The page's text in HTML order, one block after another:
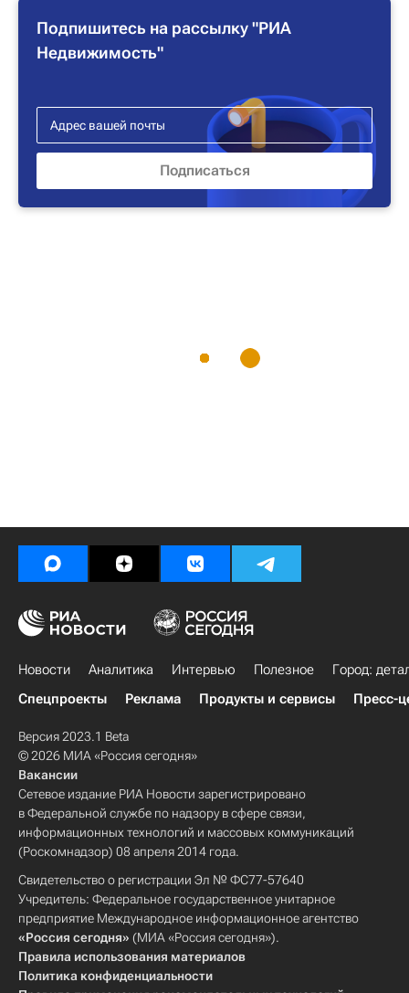
Подпишитесь на рассылку "РИА
Недвижимость"
Новости Аналитика Интервью Полезное
Город:
Спецпроекты
Реклама Продукты и сервисы Пресс-
Версия 2023.1 Beta
© 2026 МИА «Россия сегодня»
Вакансии
Сетевое издание РИА Новости зарегистрировано
в Федеральной службе по надзору в сфере связи,
информационных технологий и массовых коммуникаций
(Роскомнадзор) 08 апреля 2014 года.
Свидетельство о регистрации Эл № ФС77-57640
Учредитель: Федеральное государственное унитарное
предприятие Международное информационное агентство
«Россия сегодня» (МИА «Россия сегодня»).
Правила использования материалов
Политика конфиденциальности